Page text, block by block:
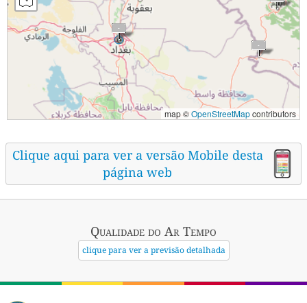
map ©OpenStreetMapcontributors
Clique aqui para ver a versão Mobile desta
página web
Qualidade do Ar Tempo
clique para ver a previsão detalhada